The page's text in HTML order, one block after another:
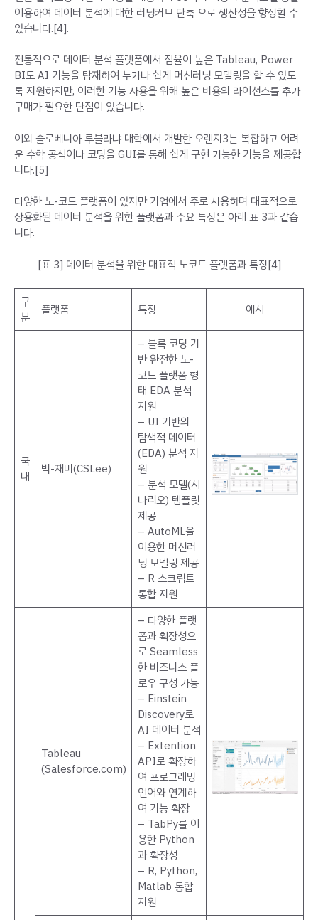
이용하여 데이터 분석에 대한 러닝커브 단축 으로 생산성을 향상할 수
있습니다.[4].
전통적으로 데이터 분석 플랫폼에서 점율이 높은 Tableau, Power
BI도 AI 기능을 탑재하여 누가나 쉽게 머신러닝 모델링을 할 수 있도
록 지원하지만, 이러한 기능 사용을 위해 높은 비용의 라이선스를 추가
구매가 필요한 단점이 있습니다.
이외 슬로베니아 루블라냐 대학에서 개발한 오렌지3는 복잡하고 어려
운 수학 공식이나 코딩을 GUI를 통해 쉽게 구현 가능한 기능을 제공합
니다.[5]
다양한 노-코드 플랫폼이 있지만 기업에서 주로 사용하며 대표적으로
상용화된 데이터 분석을 위한 플랫폼과 주요 특징은 아래 표 3과 같습
니다.
[표 3] 데이터 분석을 위한 대표적 노코드 플랫폼과 특징[4]
구
분
플랫폼 특징 예시
국
내
빅-재미(CSLee)
– 블록 코딩 기
반 완전한 노-
코드 플랫폼 형
태 EDA 분석
지원
– UI 기반의
탐색적 데이터
(EDA) 분석 지
원
– 분석 모델(시
나리오) 템플릿
제공
– AutoML을
이용한 머신러
닝 모델링 제공
– R 스크립트
통합 지원
Tableau
(Salesforce.com)
– 다양한 플랫
폼과 확장성으
로 Seamless
한 비즈니스 플
로우 구성 가능
– Einstein
Discovery로
AI 데이터 분석
– Extention
API로 확장하
여 프로그래밍
언어와 연계하
여 기능 확장
– TabPy를 이
용한 Python
과 확장성
– R, Python,
Matlab 통합
지원